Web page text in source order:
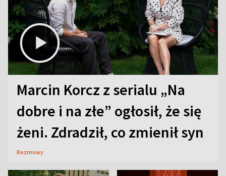
Marcin Korcz z serialu „Na
dobre i na złe” ogłosił, że się
żeni. Zdradził, co zmienił syn
Rozmowy